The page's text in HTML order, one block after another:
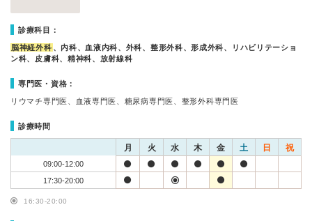
診療科目：
脳神経外科 、内科、血液内科、外科、整形外科、形成外科、リハビリテーショ
ン科、皮膚科、精神科、放射線科
専門医・資格：
リウマチ専門医、血液専門医、糖尿病専門医、整形外科専門医
診療時間
月 火 水 木 金 土 日 祝
09:00-12:00
17:30-20:00
16:30-20:00